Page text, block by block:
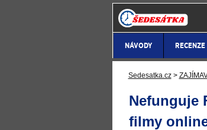
NÁVODY RECENZE
Sedesatka.cz >
Nefunguje
filmy